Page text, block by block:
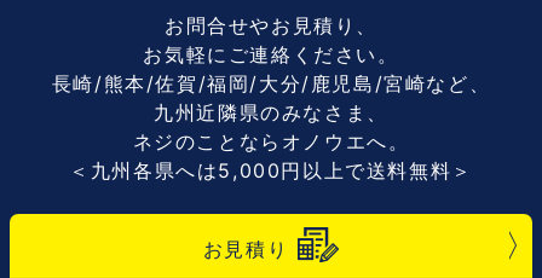
お問合せやお見積り、
お気軽にご連絡ください。
長崎/熊本/佐賀/福岡/大分/鹿児島/宮崎など、
九州近隣県のみなさま、
ネジのことならオノウエへ。
＜九州各県へは5,000円以上で送料無料＞
お見積り